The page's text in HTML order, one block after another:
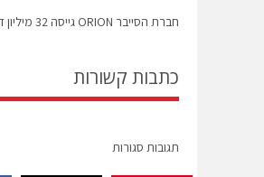
חברת הסייבר ORION גייסה 32 מיליון דולר
כתבות קשורות
תגובות סגורות